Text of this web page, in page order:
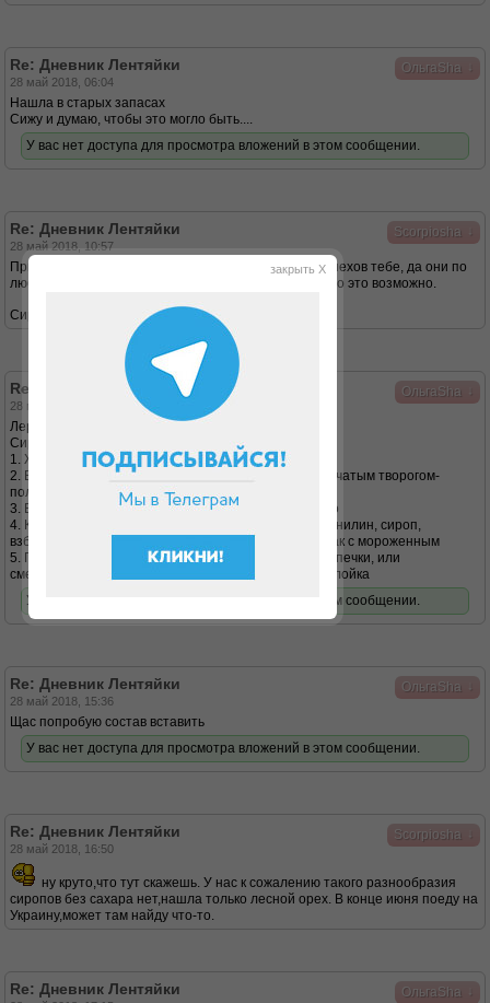
ОльгаSha
Re: Дневник Лентяйки
28 май 2018, 06:04
Нашла в старых запасах
Сижу и думаю, чтобы это могло быть....
У вас нет доступа для просмотра вложений в этом сообщении.
Scorpiosha
Re: Дневник Лентяйки
28 май 2018, 10:57
Привет,основательно так подошла к дюканству)) Успехов тебе, да они по
любому будут так как ты знаешь что тебе нужно,и что это возможно.
Сиропов для чего так много берешь?
ОльгаSha
Re: Дневник Лентяйки
28 май 2018, 15:33
Лера, привет!
Сироп льётся в
1. Жидкий творожок, получается фруктовый йогурт
2. В «твороженники» - молоко с желатином и крупинчатым творогом-
получается Классный десерт
3. Вкус бейлис и ваниль льётся в кофе - очень вкусно
4. Коктейль - мягкий творожок, молоко или кефир, ванилин, сироп,
взбивается блендером - отличный коктейль почти как с мороженным
5. Пропитываются остывшие коржи дюкановской выпечки, или
смешивается сироп с творожком и получается прослойка
У вас нет доступа для просмотра вложений в этом сообщении.
ОльгаSha
Re: Дневник Лентяйки
28 май 2018, 15:36
Щас попробую состав вставить
У вас нет доступа для просмотра вложений в этом сообщении.
Scorpiosha
Re: Дневник Лентяйки
28 май 2018, 16:50
ну круто,что тут скажешь. У нас к сожалению такого разнообразия
сиропов без сахара нет,нашла только лесной орех. В конце июня поеду на
Украину,может там найду что-то.
ОльгаSha
Re: Дневник Лентяйки
закрыть X